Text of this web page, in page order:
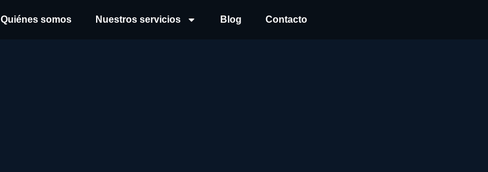
Quiénes somos Nuestros servicios Blog Contacto